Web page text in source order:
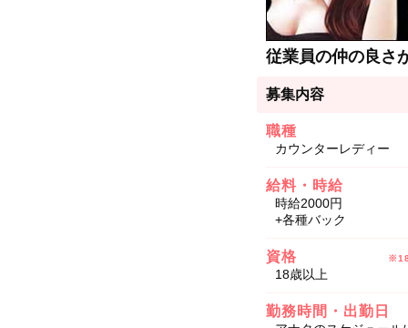
従業員の仲の良さ
募集内容
職種
カウンターレディー
給料・時給
時給2000円
+各種バック
資格 ※18
18歳以上
勤務時間・出勤日